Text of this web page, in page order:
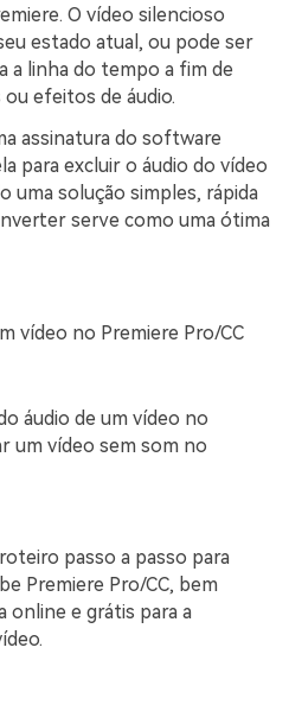
O vídeo silencioso
estado atual, ou pode ser
a linha do tempo a fim de
efeitos de áudio.
assinatura do software
para excluir o áudio do vídeo
uma solução simples, rápida
serve como uma ótima
vídeo no Premiere Pro/CC
áudio de um vídeo no
um vídeo sem som no
passo a passo para
Premiere Pro/CC, bem
online e grátis para a